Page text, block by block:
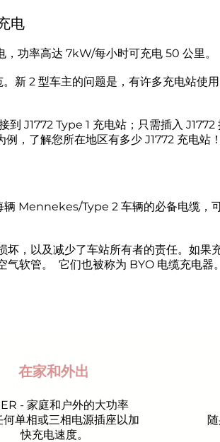
电
功率高达 7kW/每小时可充电 50 公里。
新 2 型车主的问题是，有许多充电站使
到 J1772 Type 1 充电站；只需插入 J1772
，了解您所在地区有多少 J1772 充电站！
Mennekes/Type 2 车辆的必备电缆，
，以及减少了车站所有者的责任。如果
软管。
它们也被称为 BYO 电缆充电器。
在家和外出
- 家庭和户外的大功率
何单相或三相电源插座以加
快充电速度。